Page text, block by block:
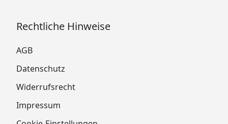
Rechtliche Hinweise
AGB
Datenschutz
Widerrufsrecht
Impressum